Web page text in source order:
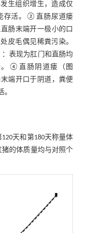
生组织增生，造成仅
存活。②直肠尿道瘘
肠末端开一极小的口
皮毛偶见稀粪污染。
：表现为肛门和直肠均
。④直肠阴道瘘（ 图
端开口于阴道，粪便
天和第180天称量体
的体质量均与对照个